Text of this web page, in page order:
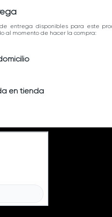
entrega disponibles para este
al momento de hacer la compra:
en tienda